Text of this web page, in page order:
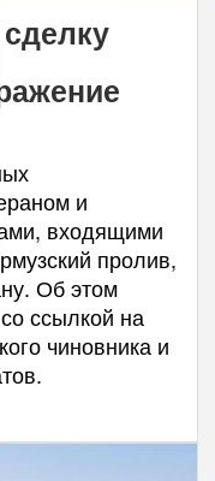
и
входящими
пролив,
Об этом
ссылкой на
чиновника и